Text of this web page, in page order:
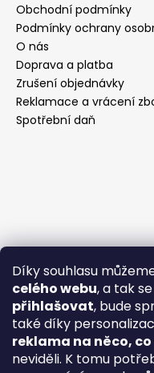
Díky souhlasu
celého webu, a tak se
přihlašovat, bude
také díky
reklama na něco,
neviděli. K tomu
Obchodní podmínky
Podmínky ochrany
O nás
Doprava a platba
Zrušení objednávky
Reklamace a vrácení
Spotřební daň